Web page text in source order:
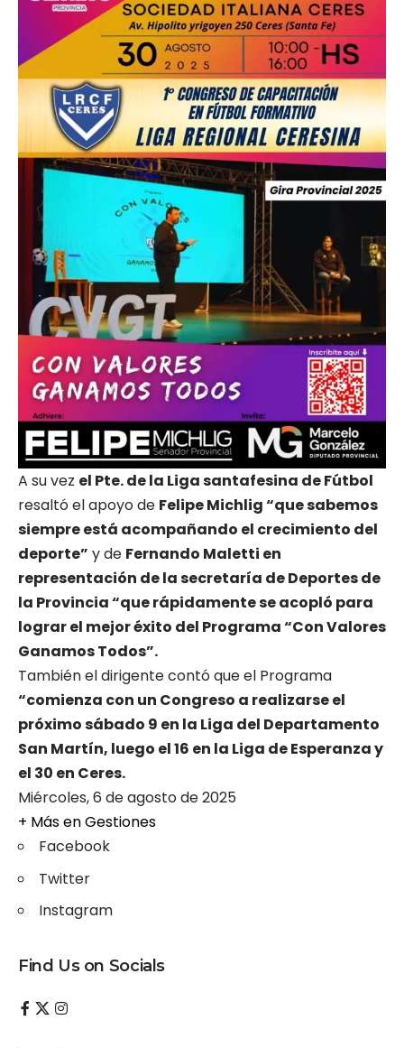
A su vez el Pte. de la Liga santafesina de Fútbol
resaltó el apoyo de Felipe Michlig “que sabemos
siempre está acompañando el crecimiento del
deporte” y de Fernando Maletti en
representación de la secretaría de Deportes de
la Provincia “que rápidamente se acopló para
lograr el mejor éxito del Programa “Con Valores
Ganamos Todos”.
También el dirigente contó que el Programa
“comienza con un Congreso a realizarse el
próximo sábado 9 en la Liga del Departamento
San Martín, luego el 16 en la Liga de Esperanza y
el 30 en Ceres.
Miércoles, 6 de agosto de 2025
+ Más enGestiones
Facebook
Twitter
Instagram
Find Us on Socials